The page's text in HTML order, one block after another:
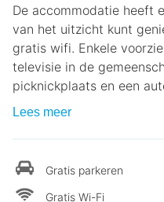
De accommodatie heeft
van het uitzicht kunt
gratis wifi. Enkele
televisie in de
picknickplaats en een
Lees meer
Gratis parkeren
Gratis Wi-Fi